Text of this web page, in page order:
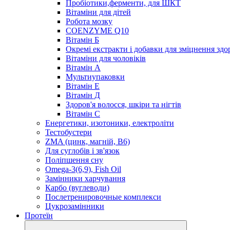
Пробіотики,ферменти, для ШКТ
Вітаміни для дітей
Робота мозку
COENZYME Q10
Вітамін Б
Окремі екстракти і добавки для зміцнення
Вітаміни для чоловіків
Вітамін А
Мультиупаковки
Вітамін Е
Вітамін Д
Здоров'я волосся, шкіри та нігтів
Вітамін С
Енергетики, изотоники, електроліти
Тестобустери
ZMA (цинк, магній, В6)
Для суглобів і зв'язок
Поліпшення сну
Omega-3(6,9), Fish Oil
Замінники харчування
Карбо (вуглеводи)
Послетренировочные комплекси
Цукрозамінники
Протеїн